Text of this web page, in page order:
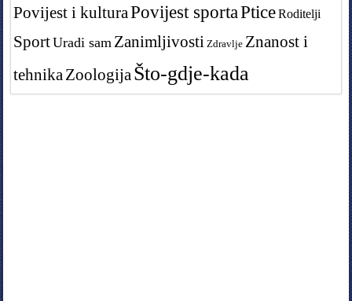
Povijest i kulturaPovijest sportaPtice Roditelji
SportUradi sam Zanimljivosti Zdravlje Znanost i
tehnika Zoologija Što-gdje-kada